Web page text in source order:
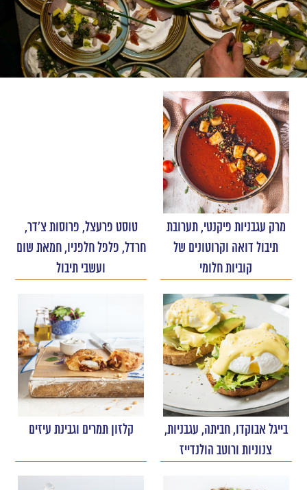
ALT+0
מרק עגבניות פיקנטי, תערובת
תיבול דואה וקרוטונים של
קוביות חלומי
טוסט פרעצל, פרוסות צ'דר,
חרדל, פלפל חלפניו, חמאת שום
ועשבי תיבול
בייגל אבוקדו, חביתה, עגבניות,
צנוניות ורוטב הולנדייז
קלזון תמרים וגבינת עיזים